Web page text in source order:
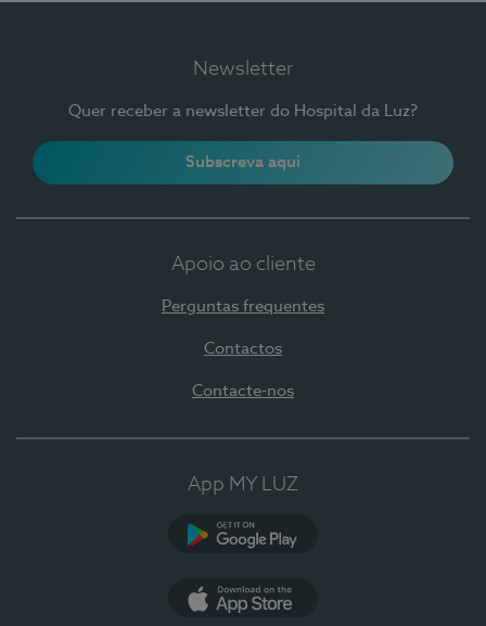
Newsletter
Quer receber a newsletter do Hospital da Luz?
Subscreva aqui
Apoio ao cliente
Perguntas frequentes
Contactos
Contacte-nos
App MY LUZ